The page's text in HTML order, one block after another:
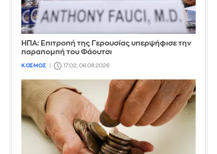
ΗΠΑ: Επιτροπή της Γερουσίας υπερψήφισε την
παραπομπή του Φάουτσι
ΚΟΣΜΟΣ 17:02, 06.08.2026